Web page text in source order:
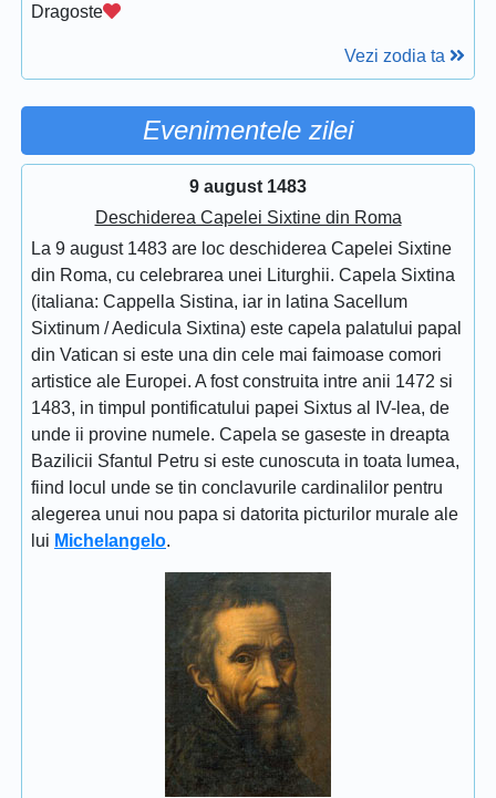
Dragoste
Vezi zodia ta
Evenimentele zilei
9 august 1483
Deschiderea Capelei Sixtine din Roma
La 9 august 1483 are loc deschiderea Capelei Sixtine
din Roma, cu celebrarea unei Liturghii. Capela Sixtina
(italiana: Cappella Sistina, iar in latina Sacellum
Sixtinum / Aedicula Sixtina) este capela palatului papal
din Vatican si este una din cele mai faimoase comori
artistice ale Europei. A fost construita intre anii 1472 si
1483, in timpul pontificatului papei Sixtus al IV-lea, de
unde ii provine numele. Capela se gaseste in dreapta
Bazilicii Sfantul Petru si este cunoscuta in toata lumea,
fiind locul unde se tin conclavurile cardinalilor pentru
alegerea unui nou papa si datorita picturilor murale ale
lui Michelangelo.